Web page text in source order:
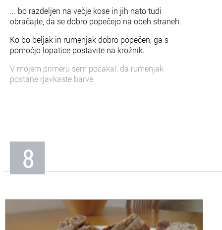
... bo razdeljen na večje kose in jih nato tudi
obračajte, da se dobro popečejo na obeh straneh.
Ko bo beljak in rumenjak dobro popečen, ga s
pomočjo lopatice postavite na krožnik.
V mojem primeru sem počakal, da rumenjak
postane rjavkaste barve.
8